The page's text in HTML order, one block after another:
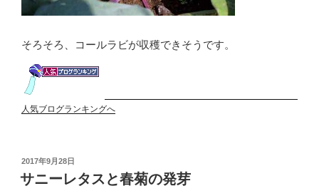
そろそろ、コールラビが収穫できそうです。
人気ブログランキングへ
投
稿
日:
2017年9月28日
サニーレタスと春菊の発芽